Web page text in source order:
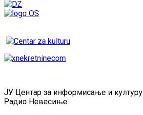
ЈУ Центар за информисање и културу
Радио Невесиње